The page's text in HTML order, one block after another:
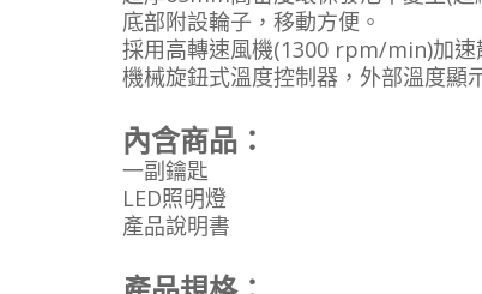
底部附設輪子，移動方便。
採用高轉速風機(1300 rpm/min)加速
機械旋鈕式溫度控制器，外部溫度顯
內含商品：
一副鑰匙
LED照明燈
產品說明書